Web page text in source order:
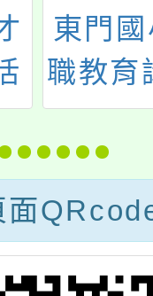
東門
職教育
動親
道」
教師
區人
面